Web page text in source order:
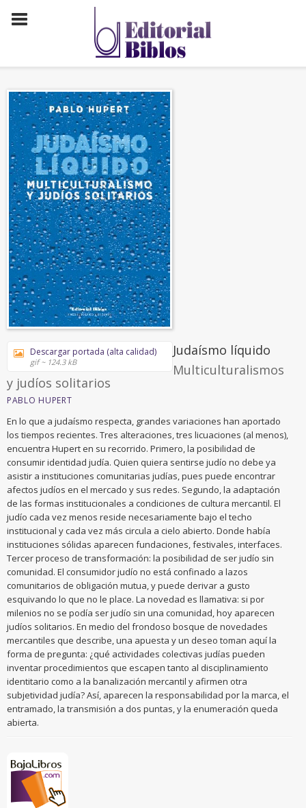
Descargar portada (alta calidad)
gif ~ 124.3 kB
Judaísmo líquido
Multiculturalismos
y judíos solitarios
PABLO HUPERT
En lo que a judaísmo respecta, grandes variaciones han aportado
los tiempos recientes. Tres alteraciones, tres licuaciones (al menos),
encuentra Hupert en su recorrido. Primero, la posibilidad de
consumir identidad judía. Quien quiera sentirse judío no debe ya
asistir a instituciones comunitarias judías, pues puede encontrar
afectos judíos en el mercado y sus redes. Segundo, la adaptación
de las formas institucionales a condiciones de cultura mercantil. El
judío cada vez menos reside necesariamente bajo el techo
institucional y cada vez más circula a cielo abierto. Donde había
instituciones sólidas aparecen fundaciones, festivales, interfaces.
Tercer proceso de transformación: la posibilidad de ser judío sin
comunidad. El consumidor judío no está confinado a lazos
comunitarios de obligación mutua, y puede derivar a gusto
esquivando lo que no le place. La novedad es llamativa: si por
milenios no se podía ser judío sin una comunidad, hoy aparecen
judíos solitarios. En medio del frondoso bosque de novedades
mercantiles que describe, una apuesta y un deseo toman aquí la
forma de pregunta: ¿qué actividades colectivas judías pueden
inventar procedimientos que escapen tanto al disciplinamiento
identitario como a la banalización mercantil y afirmen otra
subjetividad judía? Así, aparecen la responsabilidad por la marca, el
entramado, la transmisión a dos puntas, y la enumeración queda
abierta.